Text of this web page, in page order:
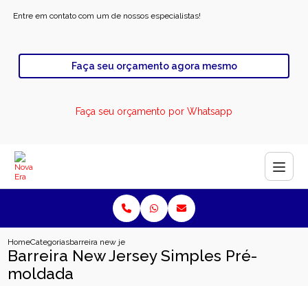
Entre em contato com um de nossos especialistas!
Faça seu orçamento agora mesmo
Faça seu orçamento por Whatsapp
HomeCategoriasbarreira new jersey simples pre moldada
Barreira New Jersey Simples Pré-
moldada